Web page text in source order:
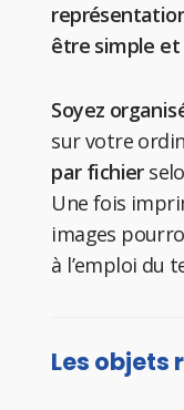
être simple
Soyez
sur votre
par fichier
Une fois
images
à l’emploi du
Les objets